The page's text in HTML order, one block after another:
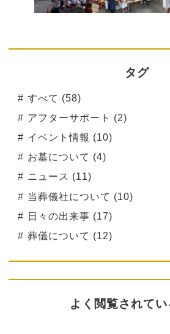
タグ
すべて (58)
アフターサポート (2)
イベント情報 (10)
お墓について (4)
ニュース (11)
当葬儀社について (10)
日々の出来事 (17)
葬儀について (12)
よく閲覧されて